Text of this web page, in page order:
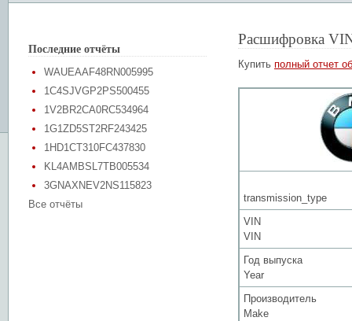
Последние отчёты
WAUEAAF48RN005995
1C4SJVGP2PS500455
1V2BR2CA0RC534964
1G1ZD5ST2RF243425
1HD1CT310FC437830
KL4AMBSL7TB005534
3GNAXNEV2NS115823
Все отчёты
Расшифровка
Купить полный отчет
transmission_type
VIN
VIN
Год выпуска
Year
Производитель
Make